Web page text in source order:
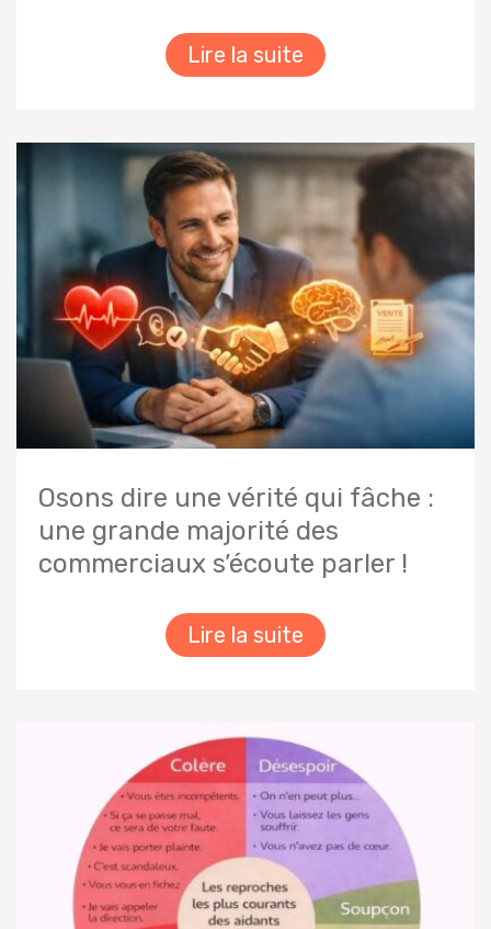
Lire la suite
Osons dire une vérité qui fâche :
une grande majorité des
commerciaux s’écoute parler !
Lire la suite